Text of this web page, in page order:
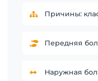
Причины:
Передняя
Наружная